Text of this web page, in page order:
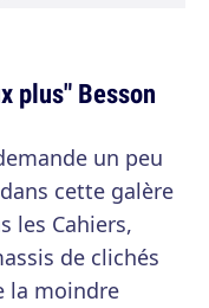
plus" Besson
un peu
cette galère
les Cahiers,
de clichés
la moindre